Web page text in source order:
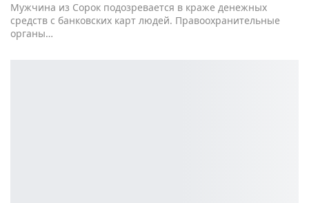
Мужчина из Сорок подозревается в краже денежных
средств с банковских карт людей. Правоохранительные
органы…